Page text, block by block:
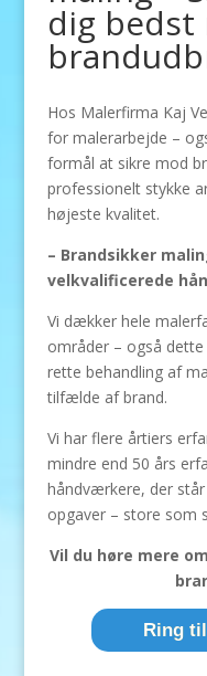
dig bedst
Hos Malerfirma Kaj
for malerarbejde –
formål at sikre mod
professionelt stykke
højeste kvalitet.
– Brandsikker
velkvalificerede
Vi dækker hele
områder – også
rette behandling af
tilfælde af brand.
Vi har flere årtiers
mindre end 50 års
håndværkere, der
opgaver – store som
Vil du høre mere
Ring